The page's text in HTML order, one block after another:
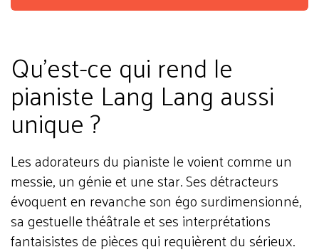
Qu'est-ce qui rend le
pianiste Lang Lang aussi
unique ?
Les adorateurs du pianiste le voient comme un
messie, un génie et une star. Ses détracteurs
évoquent en revanche son égo surdimensionné,
sa gestuelle théâtrale et ses interprétations
fantaisistes de pièces qui requièrent du sérieux.